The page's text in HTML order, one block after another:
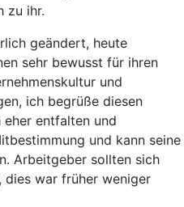
zu ihr.
geändert, heute
sehr bewusst für ihren
und
ich begrüße diesen
eher entfalten und
und kann seine
Arbeitgeber sollten sich
dies war früher weniger